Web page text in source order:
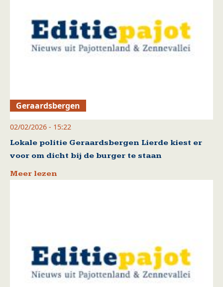
Geraardsbergen
02/02/2026 - 15:22
Lokale politie Geraardsbergen Lierde kiest er
voor om dicht bij de burger te staan
Meer lezen